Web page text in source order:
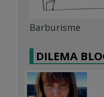
Barburisme
DILEMA